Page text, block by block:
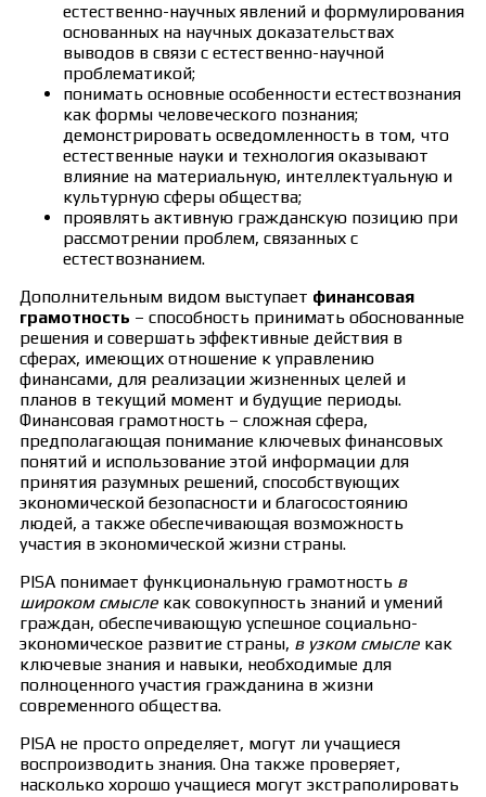
естественно-научных явлений и формулирования
основанных на научных доказательствах
выводов в связи с естественно-научной
проблематикой;
понимать основные особенности естествознания
как формы человеческого познания;
демонстрировать осведомленность в том, что
естественные науки и технология оказывают
влияние на материальную, интеллектуальную и
культурную сферы общества;
проявлять активную гражданскую позицию при
рассмотрении проблем, связанных с
естествознанием.
Дополнительным видом выступает финансовая
грамотность – способность принимать обоснованные
решения и совершать эффективные действия в
сферах, имеющих отношение к управлению
финансами, для реализации жизненных целей и
планов в текущий момент и будущие периоды.
Финансовая грамотность – сложная сфера,
предполагающая понимание ключевых финансовых
понятий и использование этой информации для
принятия разумных решений, способствующих
экономической безопасности и благосостоянию
людей, а также обеспечивающая возможность
участия в экономической жизни страны.
PISA понимает функциональную грамотность в
широком смысле как совокупность знаний и умений
граждан, обеспечивающую успешное социально-
экономическое развитие страны, в узком смысле как
ключевые знания и навыки, необходимые для
полноценного участия гражданина в жизни
современного общества.
PISA не просто определяет, могут ли учащиеся
воспроизводить знания. Она также проверяет,
насколько хорошо учащиеся могут экстраполировать